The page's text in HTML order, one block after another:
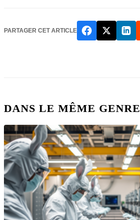
PARTAGER CET ARTICLE
DANS LE MÊME GENRE